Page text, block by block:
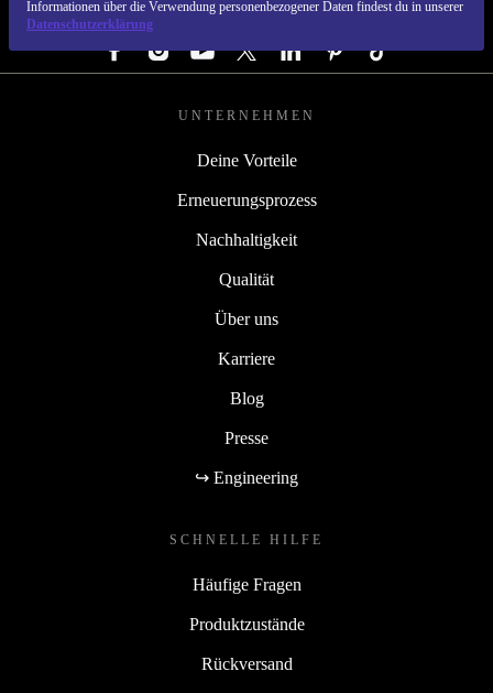
Informationen über die Verwendung personenbezogener Daten findest du in unserer
Datenschutzerklärung
FOLGE UNS
UNTERNEHMEN
Deine Vorteile
Erneuerungsprozess
Nachhaltigkeit
Qualität
Über uns
Karriere
Blog
Presse
↪ Engineering
SCHNELLE HILFE
Häufige Fragen
Produktzustände
Rückversand